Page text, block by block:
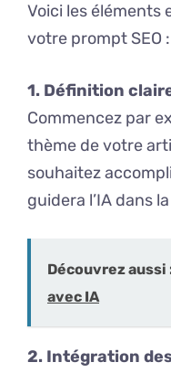
Voici les éléments
votre prompt SEO :
1. Définition
Commencez par
thème de votre
souhaitez
guidera l’IA dans
Découvrez aussi
avec IA
2. Intégration